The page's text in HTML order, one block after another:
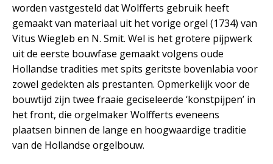
worden vastgesteld dat Wolfferts gebruik heeft
gemaakt van materiaal uit het vorige orgel (1734) van
Vitus Wiegleb en N. Smit. Wel is het grotere pijpwerk
uit de eerste bouwfase gemaakt volgens oude
Hollandse tradities met spits geritste bovenlabia voor
zowel gedekten als prestanten. Opmerkelijk voor de
bouwtijd zijn twee fraaie geciseleerde ‘konstpijpen’ in
het front, die orgelmaker Wolfferts eveneens
plaatsen binnen de lange en hoogwaardige traditie
van de Hollandse orgelbouw.